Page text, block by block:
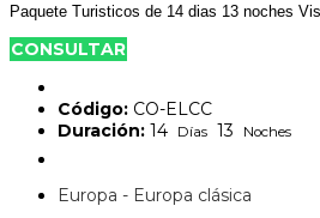
Paquete Turisticos de 14 dias 13 noches
CONSULTAR
Código: CO-ELCC
Duración: 14 Días 13 Noches
Europa - Europa clásica